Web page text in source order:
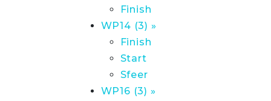
Finish
WP14 (3) »
Finish
Start
Sfeer
WP16 (3) »